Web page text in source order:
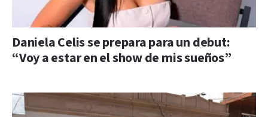
Daniela Celis se prepara para un debut:
“Voy a estar en el show de mis sueños”